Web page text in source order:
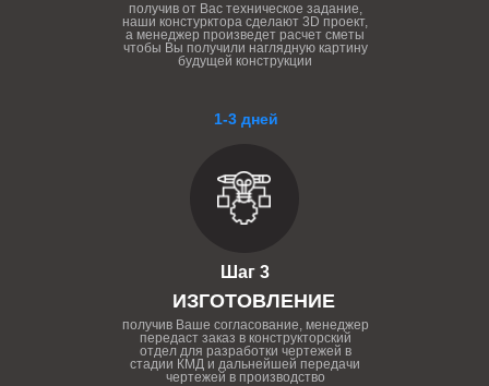
1-3 дней
Шаг 3
ИЗГОТОВЛЕНИЕ
получив Ваше согласование, менеджер
передаст заказ в конструкторский
отдел для разработки чертежей в
стадии КМД и дальнейшей передачи
чертежей в производство
получив от Вас техническое задание,
наши констурктора сделают 3D проект,
а менеджер произведет расчет сметы
чтобы Вы получили наглядную картину
будущей конструкции